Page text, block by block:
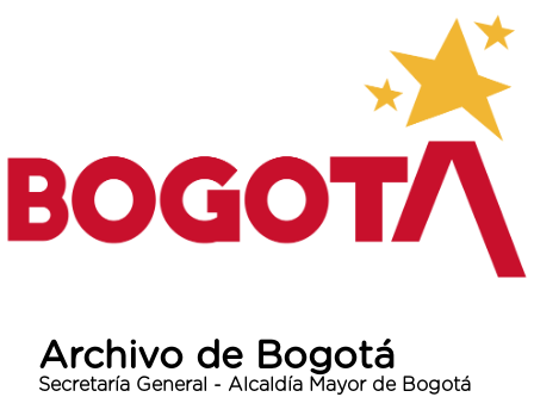
Archivo de Bogotá
Secretaría General - Alcaldía Mayor de Bogotá